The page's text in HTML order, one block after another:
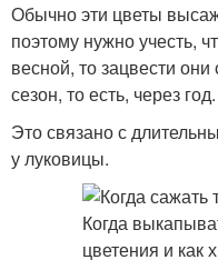
Обычно эти цветы
поэтому нужно учесть,
весной, то зацвести
сезон, то есть, через год.
Это связано с
у луковицы.